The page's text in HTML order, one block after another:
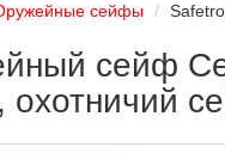
сейфы
сейф
охотничий